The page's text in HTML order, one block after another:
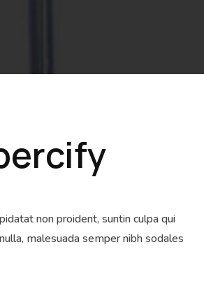
non proident, suntin culpa qui
malesuada semper nibh sodales